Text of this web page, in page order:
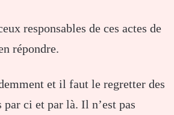
responsables de ces actes de
répondre.
et il faut le regretter des
par ci et par là. Il n’est pas